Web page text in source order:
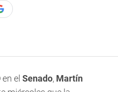
en el Senado, Martín